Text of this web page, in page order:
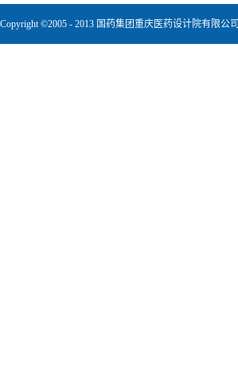
Copyright ©2005 - 2013 国药集团重庆医药设计院有限公司